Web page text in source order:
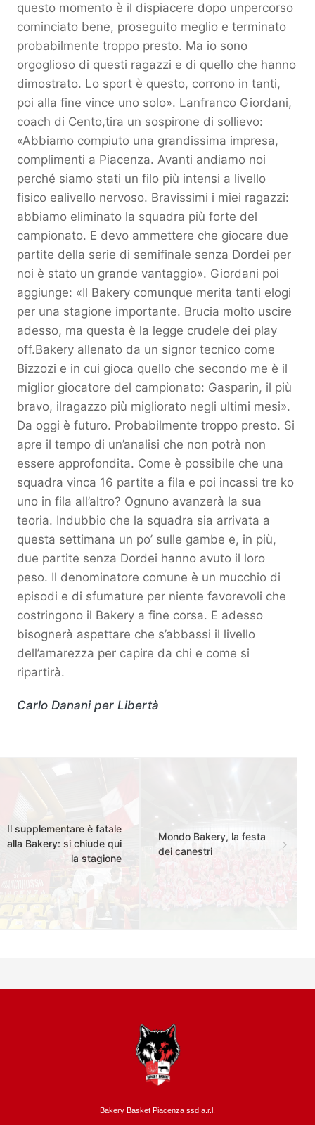
questo momento è il dispiacere dopo unpercorso
cominciato bene, proseguito meglio e terminato
probabilmente troppo presto. Ma io sono
orgoglioso di questi ragazzi e di quello che hanno
dimostrato. Lo sport è questo, corrono in tanti,
poi alla fine vince uno solo». Lanfranco Giordani,
coach di Cento,tira un sospirone di sollievo:
«Abbiamo compiuto una grandissima impresa,
complimenti a Piacenza. Avanti andiamo noi
perché siamo stati un filo più intensi a livello
fisico ealivello nervoso. Bravissimi i miei ragazzi:
abbiamo eliminato la squadra più forte del
campionato. E devo ammettere che giocare due
partite della serie di semifinale senza Dordei per
noi è stato un grande vantaggio». Giordani poi
aggiunge: «Il Bakery comunque merita tanti elogi
per una stagione importante. Brucia molto uscire
adesso, ma questa è la legge crudele dei play
off.Bakery allenato da un signor tecnico come
Bizzozi e in cui gioca quello che secondo me è il
miglior giocatore del campionato: Gasparin, il più
bravo, ilragazzo più migliorato negli ultimi mesi».
Da oggi è futuro. Probabilmente troppo presto. Si
apre il tempo di un’analisi che non potrà non
essere approfondita. Come è possibile che una
squadra vinca 16 partite a fila e poi incassi tre ko
uno in fila all’altro? Ognuno avanzerà la sua
teoria. Indubbio che la squadra sia arrivata a
questa settimana un po’ sulle gambe e, in più,
due partite senza Dordei hanno avuto il loro
peso. Il denominatore comune è un mucchio di
episodi e di sfumature per niente favorevoli che
costringono il Bakery a fine corsa. E adesso
bisognerà aspettare che s’abbassi il livello
dell’amarezza per capire da chi e come si
ripartirà.
Carlo Danani per Libertà
Il supplementare è fatale
alla Bakery: si chiude qui
la stagione
Mondo Bakery, la festa
dei canestri
Bakery Basket Piacenza ssd a.r.l.